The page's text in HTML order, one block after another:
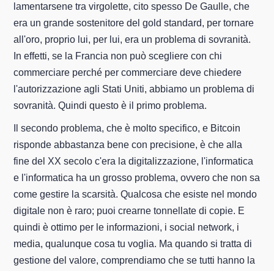
lamentarsene tra virgolette, cito spesso De Gaulle, che
era un grande sostenitore del gold standard, per tornare
all'oro, proprio lui, per lui, era un problema di sovranità.
In effetti, se la Francia non può scegliere con chi
commerciare perché per commerciare deve chiedere
l'autorizzazione agli Stati Uniti, abbiamo un problema di
sovranità. Quindi questo è il primo problema.
Il secondo problema, che è molto specifico, e Bitcoin
risponde abbastanza bene con precisione, è che alla
fine del XX secolo c'era la digitalizzazione, l'informatica
e l'informatica ha un grosso problema, ovvero che non sa
come gestire la scarsità. Qualcosa che esiste nel mondo
digitale non è raro; puoi crearne tonnellate di copie. E
quindi è ottimo per le informazioni, i social network, i
media, qualunque cosa tu voglia. Ma quando si tratta di
gestione del valore, comprendiamo che se tutti hanno la